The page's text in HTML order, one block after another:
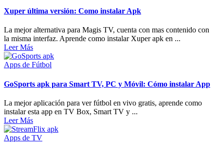
Xuper última versión: Como instalar Apk
La mejor alternativa para Magis TV, cuenta con mas contenido con
la misma interfaz. Aprende como instalar Xuper apk en ...
Leer Más
Apps de Fútbol
GoSports apk para Smart TV, PC y Móvil: Cómo instalar App
La mejor aplicación para ver fútbol en vivo gratis, aprende como
instalar esta app en TV Box, Smart TV y ...
Leer Más
Apps de TV